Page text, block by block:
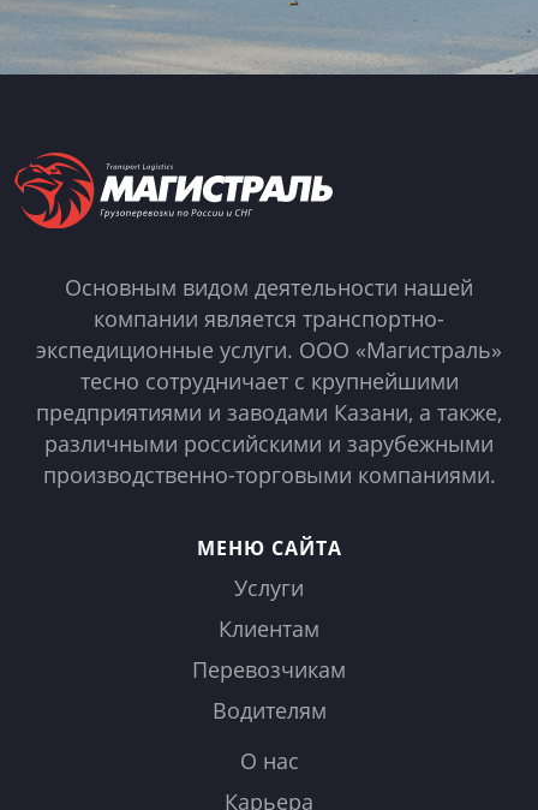
Основным видом деятельности нашей
компании является транспортно-
экспедиционные услуги. ООО «Магистраль»
тесно сотрудничает с крупнейшими
предприятиями и заводами Казани, а также,
различными российскими и зарубежными
производственно-торговыми компаниями.
МЕНЮ САЙТА
Услуги
Клиентам
Перевозчикам
Водителям
О нас
Карьера